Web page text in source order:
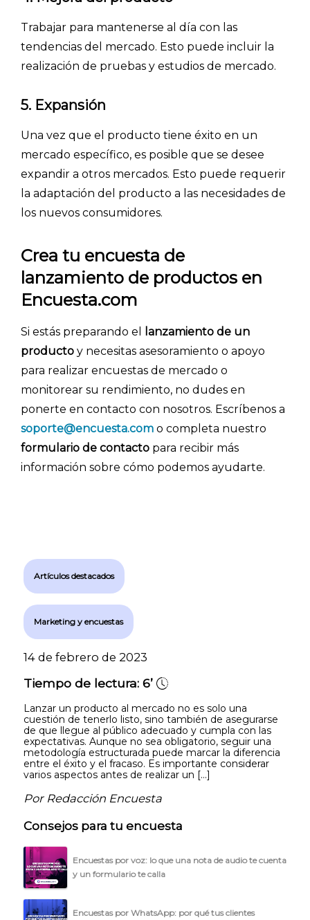
Trabajar para mantenerse al día con las
tendencias del mercado. Esto puede incluir la
realización de pruebas y estudios de mercado.
5. Expansión
Una vez que el producto tiene éxito en un
mercado específico, es posible que se desee
expandir a otros mercados. Esto puede requerir
la adaptación del producto a las necesidades de
los nuevos consumidores.
Crea tu encuesta de
lanzamiento de productos en
Encuesta.com
Si estás preparando el
lanzamiento de un
producto y necesitas asesoramiento o apoyo
para realizar encuestas de mercado o
monitorear su rendimiento, no dudes en
ponerte en contacto con nosotros. Escríbenos a
soporte@encuesta.com o completa nuestro
formulario de contacto para recibir más
información sobre cómo podemos ayudarte.
Artículos destacados
Marketing y encuestas
14 de febrero de 2023
Tiempo de lectura: 6’
Lanzar un producto al mercado no es solo una
cuestión de tenerlo listo, sino también de asegurarse
de que llegue al público adecuado y cumpla con las
expectativas. Aunque no sea obligatorio, seguir una
metodología estructurada puede marcar la diferencia
entre el éxito y el fracaso. Es importante considerar
varios aspectos antes de realizar un […]
Por Redacción Encuesta
Consejos para tu encuesta
Encuestas por voz: lo que una nota de audio te cuenta
y un formulario te calla
Encuestas por WhatsApp: por qué tus clientes